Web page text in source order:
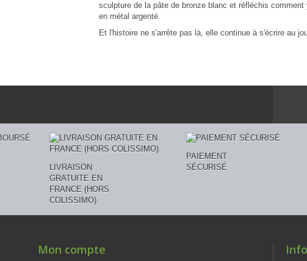
sculpture de la pâte de bronze blanc et réfléchis
en métal argenté.
Et l'histoire ne s'arrête pas là, elle continue à s'écrire au
LIVRAISON
GRATUITE EN
FRANCE (HORS
COLISSIMO)
PAIEMENT
SÉCURISÉ
Mon compte